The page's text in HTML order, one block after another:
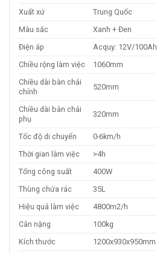
Xuất xứ
Trung Quốc
Màu sắc
Xanh + Đen
Điện áp
Acquy: 12V/100Ah
Chiều rộng làm việc
1060mm
Chiều dài bàn chải
chính
520mm
Chiều dài bàn chải
phụ
320mm
Tốc độ di chuyển
0-6km/h
Thời gian làm việc
>4h
Tổng công suất
400W
Thùng chứa rác
35L
Hiệu quả làm việc
4800m2/h
Cân nặng
100kg
Kích thước
1200x930x950mm